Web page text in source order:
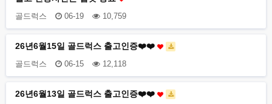
골드럭스 06-19 10,759
26년6월15일 골드럭스 출고인증❤️❤️
골드럭스 06-15 12,118
26년6월13일 골드럭스 출고인증❤️❤️